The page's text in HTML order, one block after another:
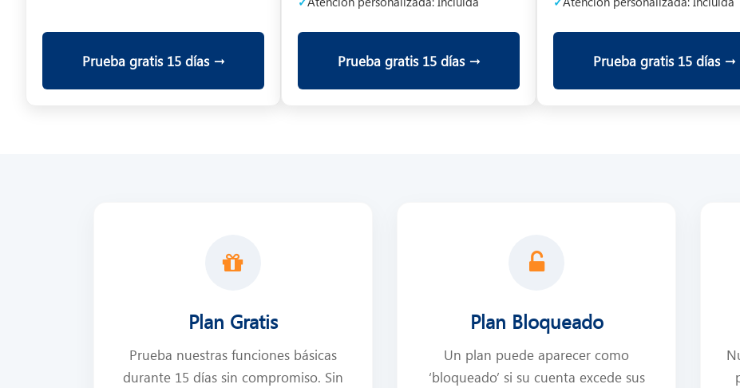
Prueba gratis 15 días → Prueba gratis 15 días → Prueba gratis 15 días →
Plan Gratis
Prueba nuestras funciones básicas
durante 15 días sin compromiso. Sin
Plan Bloqueado
Un plan puede aparecer como
‘bloqueado’ si su cuenta excede sus